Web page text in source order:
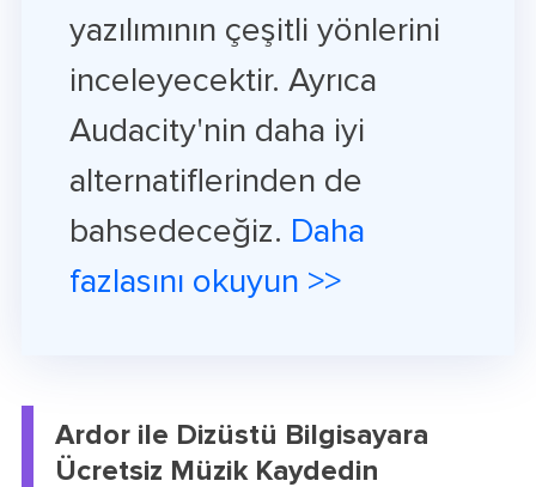
yazılımının çeşitli yönlerini
inceleyecektir. Ayrıca
Audacity'nin daha iyi
alternatiflerinden de
bahsedeceğiz. Daha
fazlasını okuyun >>
Ardor ile Dizüstü Bilgisayara
Ücretsiz Müzik Kaydedin